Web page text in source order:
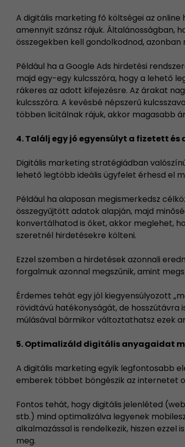
A digitális marketing fő költségei az online
amennyit szánsz rájuk. Általánosságban,
összegekben kell gondolkodnod,
Például ha a Google Ads hirdetési
majd egy-egy kulcsszóra, hogy a lehető
rákeres az adott kifejezésre. Az árakat
kulcsszóra. A kevésbé népszerű
többen licitálnak rájuk, akkor magasabb
4. Találj egy jó egyensúlyt a fizetett
Digitális marketing stratégiádban
lehető legtöbb ideális ügyfelet érhesd el
Például ha alaposan megismerkedsz
összegyűjtött adatok alapján, majd
konvertálhatod is őket, akkor meglehet,
szeretnél hirdetésekre költeni.
Ezzel szemben a hirdetések azonnali
forgalmuk azonnal megszűnik, amint
Érdemes tehát egy jól kiegyensúlyozott
rövidtávú hatékonyságát, de hosszútávra
múlásával bármikor változtathatsz ezek
5. Optimalizáld digitális anyagaidat
A digitális marketing egyik legfontosabb
emberek többet böngészik az internetet
Fontos tehát, hogy digitális jelenléted
stb.) mind optimalizálva legyenek
alkalmazással is rendelkezik, hiszen
meg.